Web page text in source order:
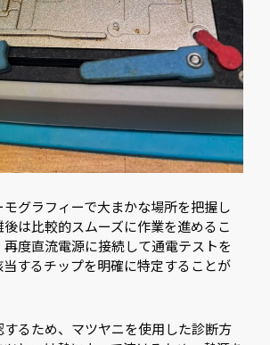
グラフィーで大まかな場所を把握し
は比較的スムーズに作業を進めるこ
再度直流電源に接続して通電テストを
するチップを明確に特定することが
するため、マツヤニを使用した診断方